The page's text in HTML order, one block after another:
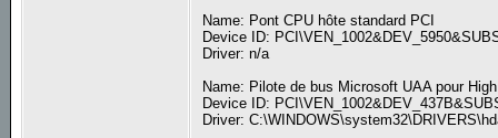
Name: Pont CPU hôte standard PCI
Device ID:
Driver: n/a
Name: Pilote de bus Microsoft UAA pour
Device ID:
Driver: